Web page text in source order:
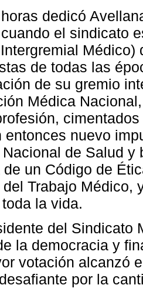
dedicó
el sindicato
de todas las
de su gremio
Médica
entonces nuevo
de Salud y
un Código de
del Trabajo Médico,
la vida.
del Sindicato
la democracia y
votación alcanzó
por la